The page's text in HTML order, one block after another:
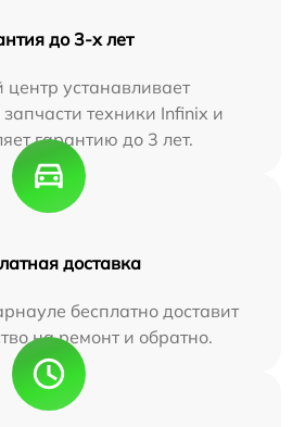
до 3-х лет
устанавливает
техники Infinix и
гарантию до 3 лет.
доставка
бесплатно доставит
на ремонт и обратно.